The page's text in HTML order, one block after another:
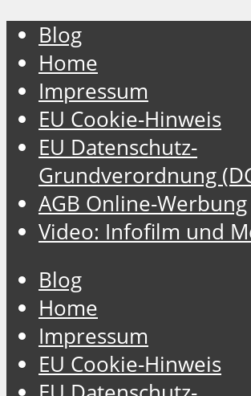
Blog
Home
Impressum
EU Cookie-Hinweis
EU Datenschutz-
Grundverordnung
AGB Online-Werbung
Video: Infofilm und
Blog
Home
Impressum
EU Cookie-Hinweis